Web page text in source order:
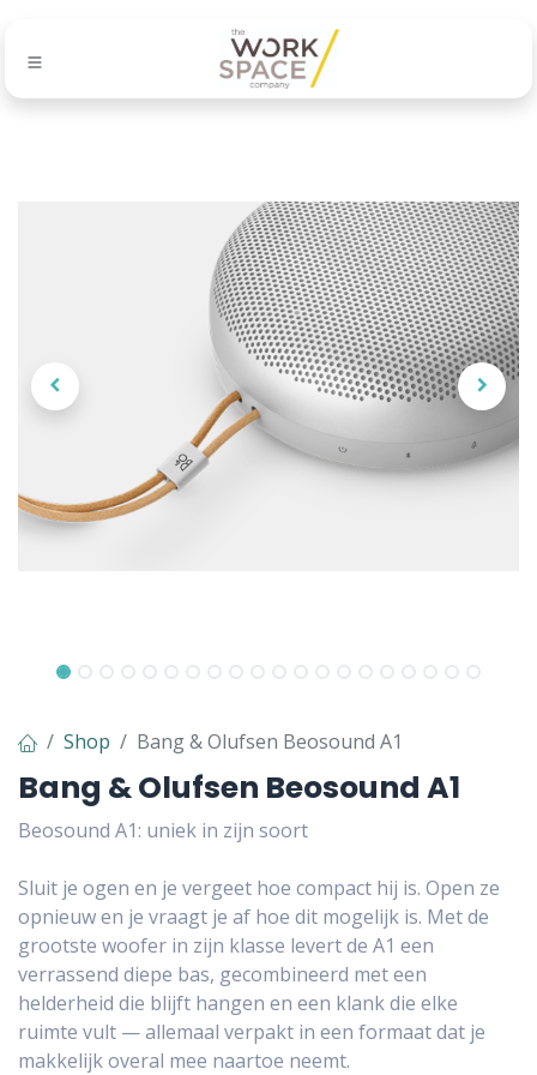
Shop Bang & Olufsen Beosound A1
Bang & Olufsen Beosound A1
Beosound A1: uniek in zijn soort
Sluit je ogen en je vergeet hoe compact hij is. Open ze
opnieuw en je vraagt je af hoe dit mogelijk is. Met de
grootste woofer in zijn klasse levert de A1 een
verrassend diepe bas, gecombineerd met een
helderheid die blijft hangen en een klank die elke
ruimte vult — allemaal verpakt in een formaat dat je
makkelijk overal mee naartoe neemt.